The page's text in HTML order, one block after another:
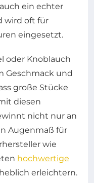
ein echter
wird oft für
eingesetzt.
oder Knoblauch
Geschmack und
große Stücke
diesen
nicht nur an
Augenmaß für
wie
hochwertige
erleichtern.